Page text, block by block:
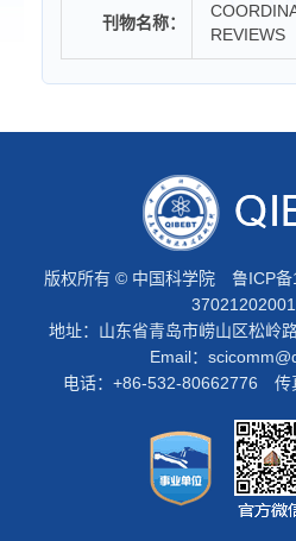
刊物名称：
REVIEWS
版权所有 © 中国科学院 鲁ICP
地址：山东省青岛市崂山区松
Email：
电话：+86-532-80662776 传